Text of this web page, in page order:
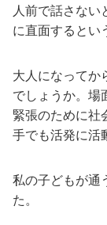
人前で話さな
に直面するとい
大人になってか
でしょうか。場
緊張のために社
手でも活発に活
私の子どもが通
た。